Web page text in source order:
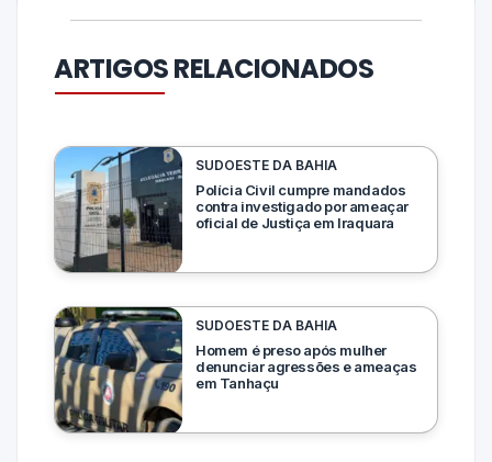
ARTIGOS RELACIONADOS
SUDOESTE DA BAHIA
Polícia Civil cumpre mandados
contra investigado por ameaçar
oficial de Justiça em Iraquara
SUDOESTE DA BAHIA
Homem é preso após mulher
denunciar agressões e ameaças
em Tanhaçu